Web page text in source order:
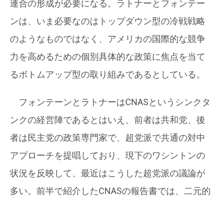
連合の形成が必要になる。ラトナーとフォンテー
ンは、いま必要なのはトップダウン型の冷戦戦略
のようなものではなく、アメリカの国際的な競争
力を高めるための個別具体的な政策に焦点を当て
るボトムアップ型の取り組みであるとしている。
フォンテーンとラトナーはCNASというシンクタ
ンクの経営陣であるとはいえ、前者は共和党、後
者は民主党の政策専門家で、超党派で共通の対中
アプローチを提唱しており、現下のワシントンの
状況を反映して、最近はこうした超党派の議論が
多い。前半で紹介したCNASの報告書では、二元的